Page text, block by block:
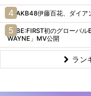
AKB48伊藤百花、ダイア
BE:FIRST初のグローバル
WAYNE」MV公開
ラン